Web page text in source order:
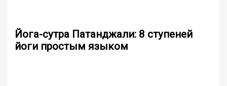
Йога-сутра Патанджали: 8 ступеней
йоги простым языком